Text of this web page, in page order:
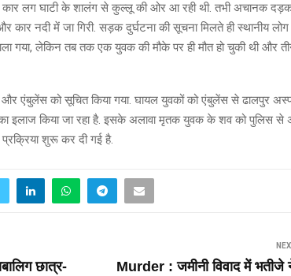
लग घाटी के शालंग से कुल्लू की ओर आ रही थी. तभी अचानक
कार नदी में जा गिरी. सड़क दुर्घटना की सूचना मिलते ही स्थानीय
गया, लेकिन तब तक एक युवक की मौके पर ही मौत हो चुकी थी और
और एंबुलेंस को सूचित किया गया. घायल युवकों को एंबुलेंस से ढालपुर
का इलाज किया जा रहा है. इसके अलावा मृतक युवक के शव को पुलिस से
शुरू कर दी गई है.
छात्र-
Murder : जमीनी विवाद में भतीजे